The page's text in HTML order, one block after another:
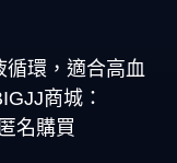
循環，適合高血
商城：
名購買